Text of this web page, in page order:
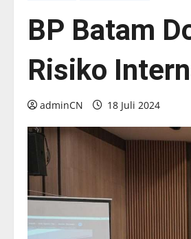
BP Batam
Risiko
adminCN 18 Juli 2024